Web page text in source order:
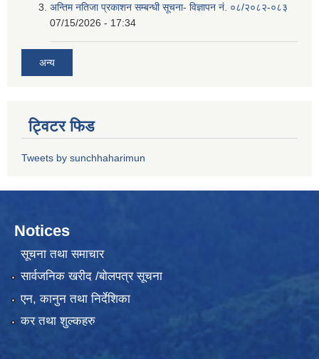
अन्तिम नतिजा प्रकाशन सम्बन्धी सूचना- विज्ञापन नं. ०८/२०८२-०८३
07/15/2026 - 17:34
अन्य
ट्विटर फिड
Tweets by sunchhaharimun
Notices
सूचना तथा समाचार
सार्वजनिक खरीद /बोलपत्र सूचना
एन, कानुन तथा निर्देशिका
कर तथा शुल्कहरु